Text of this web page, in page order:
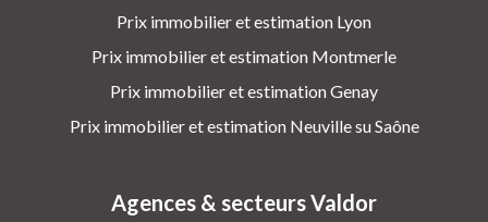
Prix immobilier et estimation Lyon
Prix immobilier et estimation Montmerle
Prix immobilier et estimation Genay
Prix immobilier et estimation Neuville su Saône
Agences & secteurs Valdor